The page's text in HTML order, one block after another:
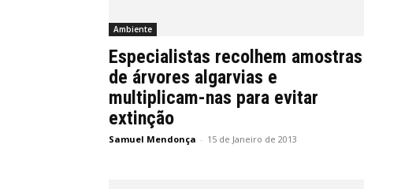
Ambiente
Especialistas recolhem amostras
de árvores algarvias e
multiplicam-nas para evitar
extinção
Samuel Mendonça - 15 de Janeiro de 2013